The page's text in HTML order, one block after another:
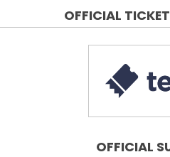
OFFICIAL
OFFICIAL